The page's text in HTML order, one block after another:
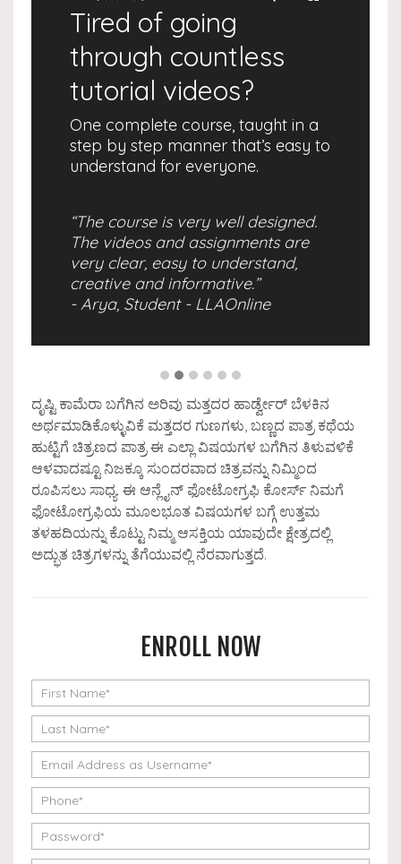
Tired of going
through countless
tutorial videos?
One complete course, taught in a
step by step manner that’s easy to
understand for everyone.
“The course is very well designed.
The videos and assignments are
very clear, easy to understand,
creative and informative.”
- Arya, Student - LLAOnline
ದೃಷ್ಟಿ ಕಾಮೆರಾ ಬಗೆಗಿನ ಅರಿವು ಮತ್ತದರ ಹಾರ್ಡ್ವೇರ್ ಬೆಳಕಿನ
ಅರ್ಥಮಾಡಿಕೊಳ್ಳುವಿಕೆ ಮತ್ತದರ ಗುಣಗಳು, ಬಣ್ಣದ ಪಾತ್ರ ಕಥೆಯ
ಹುಟ್ಟಿಗೆ ಚಿತ್ರಣದ ಪಾತ್ರ ಈ ಎಲ್ಲಾ ವಿಷಯಗಳ ಬಗೆಗಿನ ತಿಳುವಳಿಕೆ
ಆಳವಾದಷ್ಟೂ ನಿಜಕ್ಕೂ ಸುಂದರವಾದ ಚಿತ್ರವನ್ನು ನಿಮ್ಮಿಂದ
ರೂಪಿಸಲು ಸಾಧ್ಯ. ಈ ಆನ್ಲೈನ್ ಫೋಟೋಗ್ರಫಿ ಕೋರ್ಸ್ ನಿಮಗೆ
ಫೋಟೋಗ್ರಫಿಯ ಮೂಲಭೂತ ವಿಷಯಗಳ ಬಗ್ಗೆ ಉತ್ತಮ
ತಳಹದಿಯನ್ನು ಕೊಟ್ಟು ನಿಮ್ಮ ಆಸಕ್ತಿಯ ಯಾವುದೇ ಕ್ಷೇತ್ರದಲ್ಲಿ
ಅದ್ಭುತ ಚಿತ್ರಗಳನ್ನು ತೆಗೆಯುವಲ್ಲಿ ನೆರವಾಗುತ್ತದೆ.
ENROLL NOW